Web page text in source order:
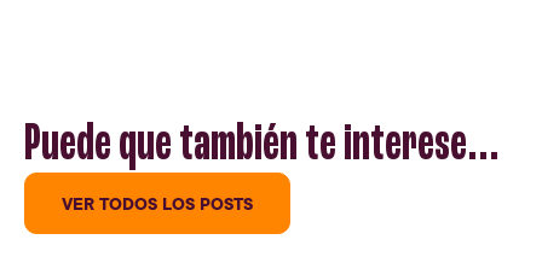
Puede que también te interese...
VER TODOS LOS POSTS